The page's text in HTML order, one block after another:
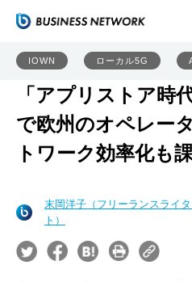
IOWN ローカル5G
「アプリストア時
で欧州のオペレー
トワーク効率化も
末岡洋子（フリーランスライ
ト）